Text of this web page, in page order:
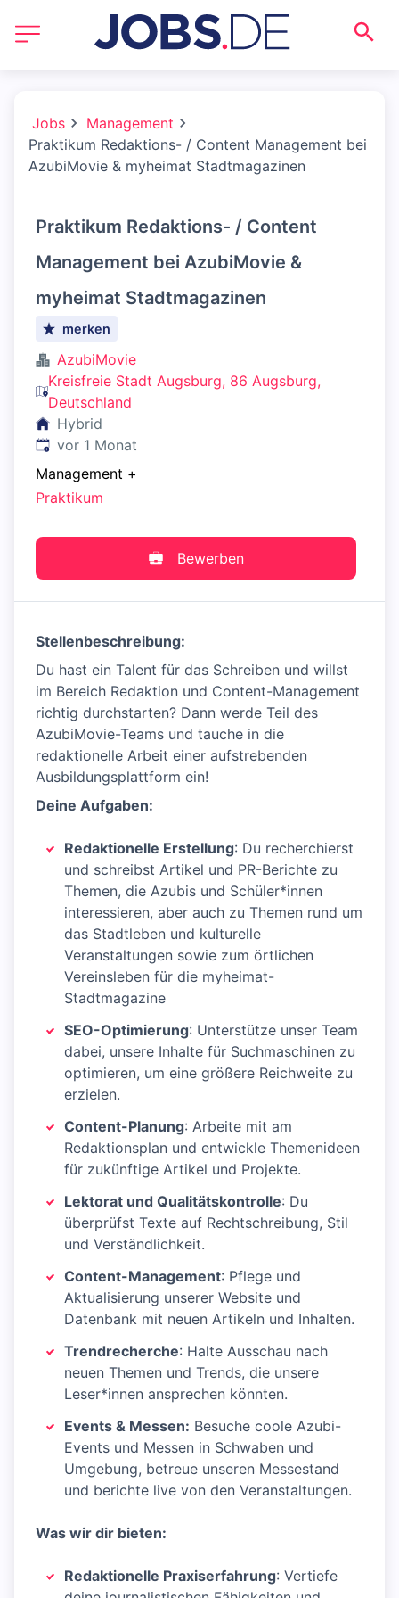
Jobs
Management
Praktikum Redaktions- / Content Management bei
AzubiMovie & myheimat Stadtmagazinen
Praktikum Redaktions- / Content
Management bei AzubiMovie &
myheimat Stadtmagazinen
merken
AzubiMovie
Kreisfreie Stadt Augsburg, 86 Augsburg,
Deutschland
Hybrid
Veröffentlicht:
vor 1 Monat
Management +
Praktikum
Bewerben
Stellenbeschreibung:
Du hast ein Talent für das Schreiben und willst
im Bereich Redaktion und Content-Management
richtig durchstarten? Dann werde Teil des
AzubiMovie-Teams und tauche in die
redaktionelle Arbeit einer aufstrebenden
Ausbildungsplattform ein!
Deine Aufgaben:
Redaktionelle Erstellung: Du recherchierst
und schreibst Artikel und PR-Berichte zu
Themen, die Azubis und Schüler*innen
interessieren, aber auch zu Themen rund um
das Stadtleben und kulturelle
Veranstaltungen sowie zum örtlichen
Vereinsleben für die myheimat-
Stadtmagazine
SEO-Optimierung: Unterstütze unser Team
dabei, unsere Inhalte für Suchmaschinen zu
optimieren, um eine größere Reichweite zu
erzielen.
Content-Planung: Arbeite mit am
Redaktionsplan und entwickle Themenideen
für zukünftige Artikel und Projekte.
Lektorat und Qualitätskontrolle: Du
überprüfst Texte auf Rechtschreibung, Stil
und Verständlichkeit.
Content-Management: Pflege und
Aktualisierung unserer Website und
Datenbank mit neuen Artikeln und Inhalten.
Trendrecherche: Halte Ausschau nach
neuen Themen und Trends, die unsere
Leser*innen ansprechen könnten.
Events & Messen: Besuche coole Azubi-
Events und Messen in Schwaben und
Umgebung, betreue unseren Messestand
und berichte live von den Veranstaltungen.
Was wir dir bieten:
Redaktionelle Praxiserfahrung: Vertiefe